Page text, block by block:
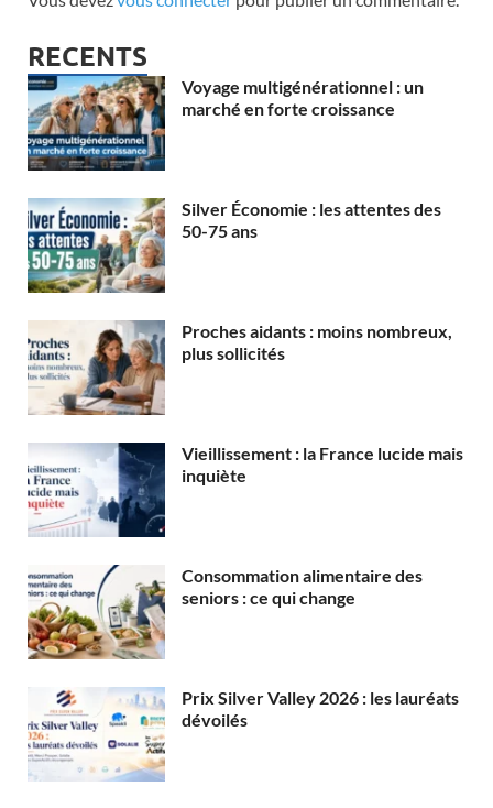
RECENTS
Voyage multigénérationnel : un
marché en forte croissance
Silver Économie : les attentes des
50-75 ans
Proches aidants : moins nombreux,
plus sollicités
Vieillissement : la France lucide mais
inquiète
Consommation alimentaire des
seniors : ce qui change
Prix Silver Valley 2026 : les lauréats
dévoilés